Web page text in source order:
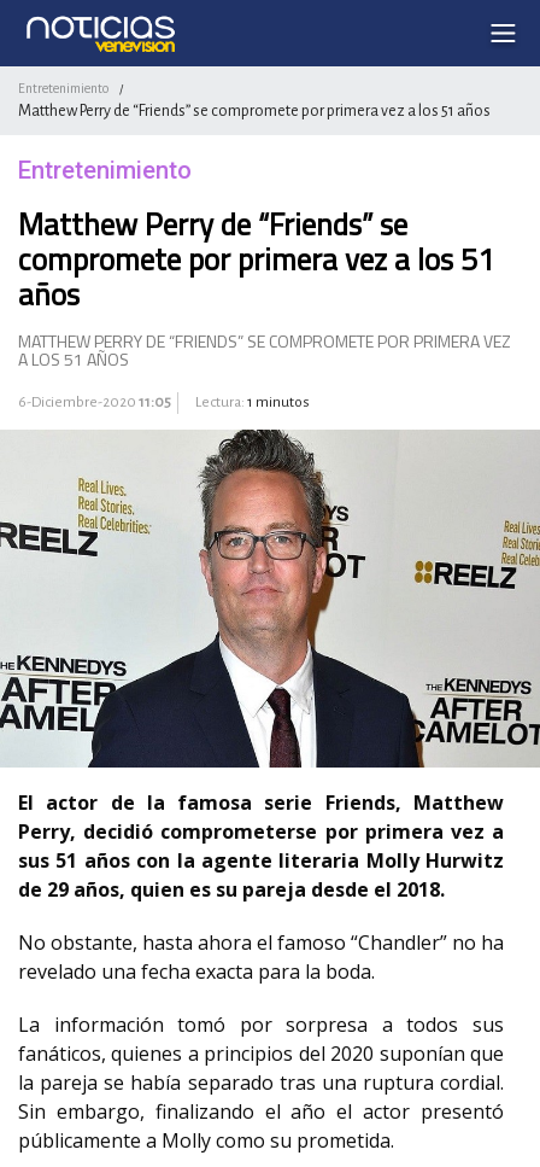
Entretenimiento /
Matthew Perry de “Friends” se compromete por primera vez a los 51 años
Entretenimiento
Matthew Perry de “Friends” se
compromete por primera vez a los 51
años
MATTHEW PERRY DE “FRIENDS” SE COMPROMETE POR PRIMERA VEZ
A LOS 51 AÑOS
6-Diciembre-2020 11:05 Lectura: 1 minutos
El actor de la famosa serie Friends, Matthew
Perry, decidió comprometerse por primera vez a
sus 51 años con la agente literaria Molly Hurwitz
de 29 años, quien es su pareja desde el 2018.
No obstante, hasta ahora el famoso “Chandler” no ha
revelado una fecha exacta para la boda.
La información tomó por sorpresa a todos sus
fanáticos, quienes a principios del 2020 suponían que
la pareja se había separado tras una ruptura cordial.
Sin embargo, finalizando el año el actor presentó
públicamente a Molly como su prometida.